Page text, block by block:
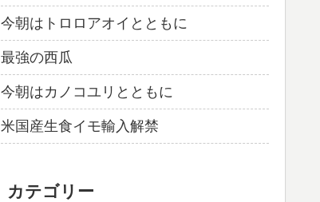
今朝はトロロアオイとともに
最強の西瓜
今朝はカノコユリとともに
米国産生食イモ輸入解禁
カテゴリー